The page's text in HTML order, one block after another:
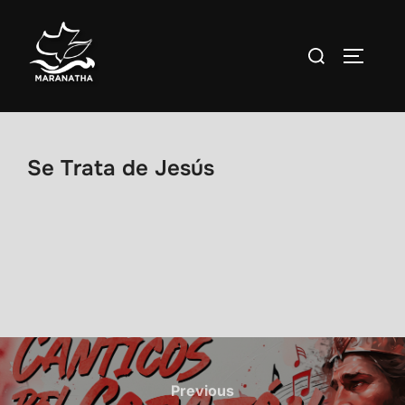
contenido
Buscar:
Se Trata de Jesús
Navegación
de
Previous
Previous